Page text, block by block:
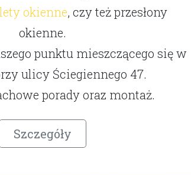
okienne, czy też przesłony
okienne.
punktu mieszczącego się w
ulicy Ściegiennego 47.
porady oraz montaż.
Szczegóły